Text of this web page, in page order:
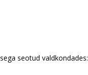
seotud valdkondades: